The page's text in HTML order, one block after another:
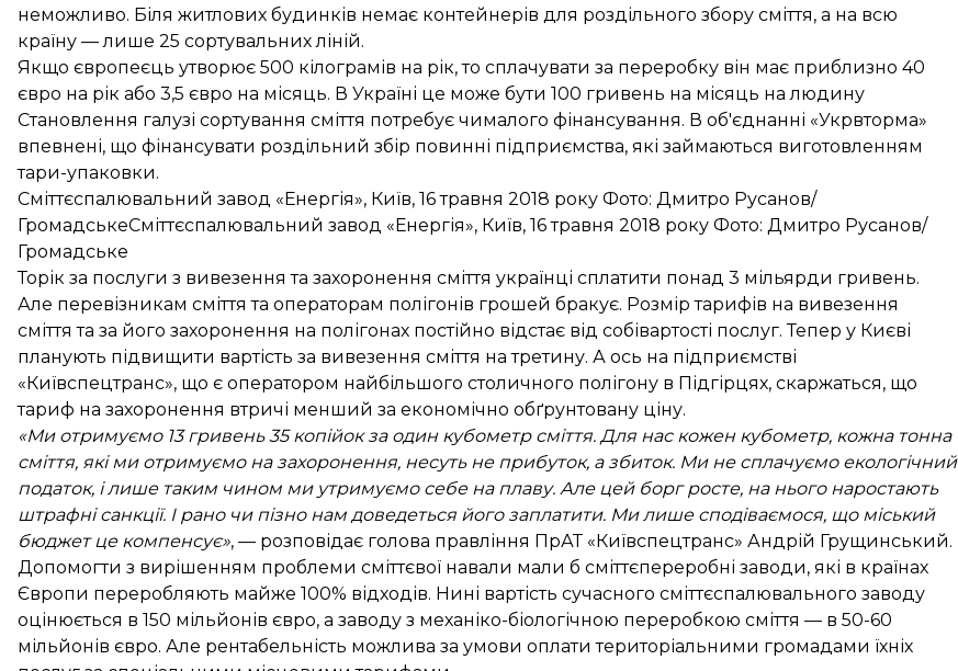
неможливо. Біля житлових будинків немає контейнерів для роздільного збору сміття, а на всю
країну — лише 25 сортувальних ліній.
Якщо європеєць утворює 500 кілограмів на рік, то сплачувати за переробку він має приблизно 40
євро на рік або 3,5 євро на місяць. В Україні це може бути 100 гривень на місяць на людину
Становлення галузі сортування сміття потребує чималого фінансування. В об'єднанні «Укрвторма»
впевнені, що фінансувати роздільний збір повинні підприємства, які займаються виготовленням
тари-упаковки.
Сміттєспалювальний завод «Енергія», Київ, 16 травня 2018 року Фото: Дмитро Русанов/
ГромадськеСміттєспалювальний завод «Енергія», Київ, 16 травня 2018 року Фото: Дмитро Русанов/
Громадське
Торік за послуги з вивезення та захоронення сміття українці сплатити понад 3 мільярди гривень.
Але перевізникам сміття та операторам полігонів грошей бракує. Розмір тарифів на вивезення
сміття та за його захоронення на полігонах постійно відстає від собівартості послуг. Тепер у Києві
планують підвищити вартість за вивезення сміття на третину. А ось на підприємстві
«Київспецтранс», що є оператором найбільшого столичного полігону в Підгірцях, скаржаться, що
тариф на захоронення втричі менший за економічно обґрунтовану ціну.
«Ми отримуємо 13 гривень 35 копійок за один кубометр сміття. Для нас кожен кубометр, кожна тонна
сміття, які ми отримуємо на захоронення, несуть не прибуток, а збиток. Ми не сплачуємо екологічний
податок, і лише таким чином ми утримуємо себе на плаву. Але цей борг росте, на нього наростають
штрафні санкції. І рано чи пізно нам доведеться його заплатити. Ми лише сподіваємося, що міський
бюджет це компенсує», — розповідає голова правління ПрАТ «Київспецтранс» Андрій Грущинський.
Допомогти з вирішенням проблеми сміттєвої навали мали б сміттєпереробні заводи, які в країнах
Європи переробляють майже 100% відходів. Нині вартість сучасного сміттєспалювального заводу
оцінюється в 150 мільйонів євро, а заводу з механіко-біологічною переробкою сміття — в 50-60
мільйонів євро. Але рентабельність можлива за умови оплати територіальними громадами їхніх